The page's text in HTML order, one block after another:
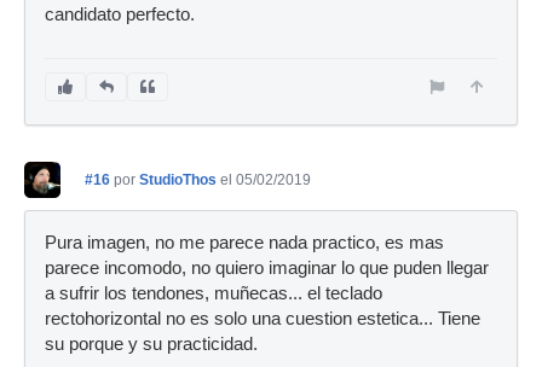
candidato perfecto.
#16 por StudioThos el 05/02/2019
Pura imagen, no me parece nada practico, es mas
parece incomodo, no quiero imaginar lo que puden llegar
a sufrir los tendones, muñecas... el teclado
rectohorizontal no es solo una cuestion estetica... Tiene
su porque y su practicidad.